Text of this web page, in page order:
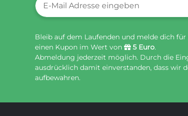
Bleib auf dem Laufenden und melde dich
einen Kupon im Wert von
5 Euro.
Abmeldung jederzeit möglich. Durch die
ausdrücklich damit einverstanden, dass wir
aufbewahren.